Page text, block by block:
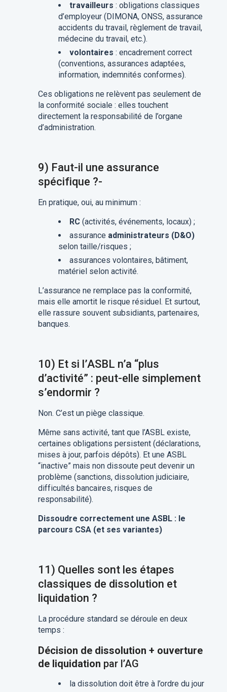
travailleurs : obligations classiques
d’employeur (DIMONA, ONSS, assurance
accidents du travail, règlement de travail,
médecine du travail, etc.).
volontaires : encadrement correct
(conventions, assurances adaptées,
information, indemnités conformes).
Ces obligations ne relèvent pas seulement de
la conformité sociale : elles touchent
directement la responsabilité de l’organe
d’administration.
9) Faut-il une assurance
spécifique ?-
En pratique, oui, au minimum :
RC(activités, événements, locaux) ;
assurance administrateurs (D&O)
selon taille/risques ;
assurances volontaires, bâtiment,
matériel selon activité.
L’assurance ne remplace pas la conformité,
mais elle amortit le risque résiduel. Et surtout,
elle rassure souvent subsidiants, partenaires,
banques.
10) Et si l’ASBL n’a “plus
d’activité” : peut-elle simplement
s’endormir ?
Non. C’est un piège classique.
Même sans activité, tant que l’ASBL existe,
certaines obligations persistent (déclarations,
mises à jour, parfois dépôts). Et une ASBL
“inactive” mais non dissoute peut devenir un
problème (sanctions, dissolution judiciaire,
difficultés bancaires, risques de
responsabilité).
Dissoudre correctement une ASBL : le
parcours CSA (et ses variantes)
11) Quelles sont les étapes
classiques de dissolution et
liquidation ?
La procédure standard se déroule en deux
temps :
Décision de dissolution + ouverture
de liquidation par l’AG
la dissolution doit être à l’ordre du jour